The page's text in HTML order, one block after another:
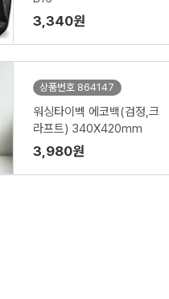
3,340원
상품번호 864147
워싱타이벡 에코백(검정,크
라프트) 340X420mm
3,980원